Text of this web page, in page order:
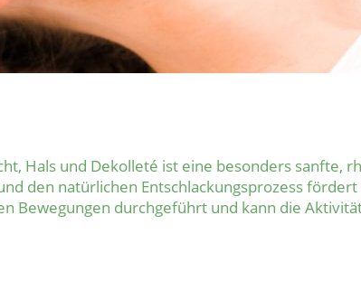
Hals und Dekolleté ist eine besonders sanfte,
den natürlichen Entschlackungsprozess
Bewegungen durchgeführt und kann die